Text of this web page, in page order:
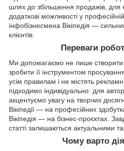
шлях до збільшення продажів, для
додаткові можливості у
інфобізнесмена Вікіпедія —
клієнтів.
Переваги
Ми допомагаємо не лише створити
зробити її інструментом
усім правилам і не містять
підходимо індивідуально: для
акцентуємо увагу на творчих
Вікіпедії — на професійних
Вікіпедія — на бізнес-проєктах.
статті залишаються актуальними
Чому варто